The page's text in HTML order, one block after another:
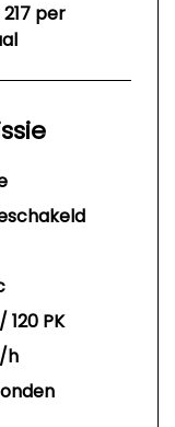
per
120 PK
h